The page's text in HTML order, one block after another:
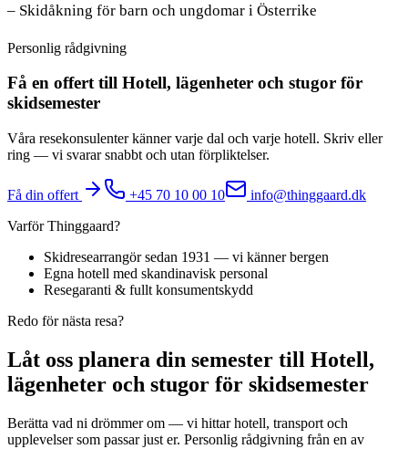
– Skidåkning för barn och ungdomar i Österrike
Personlig rådgivning
Få en offert till Hotell, lägenheter och stugor för
skidsemester
Våra resekonsulenter känner varje dal och varje hotell. Skriv eller
ring — vi svarar snabbt och utan förpliktelser.
Få din offert +45 70 10 00 10
info@thinggaard.dk
Varför Thinggaard?
Skidresearrangör sedan 1931 — vi känner bergen
Egna hotell med skandinavisk personal
Resegaranti & fullt konsumentskydd
Redo för nästa resa?
Låt oss planera din semester till Hotell,
lägenheter och stugor för skidsemester
Berätta vad ni drömmer om — vi hittar hotell, transport och
upplevelser som passar just er. Personlig rådgivning från en av